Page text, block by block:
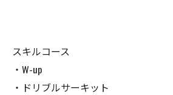
スキルコース
・W-up
・ドリブルサーキット